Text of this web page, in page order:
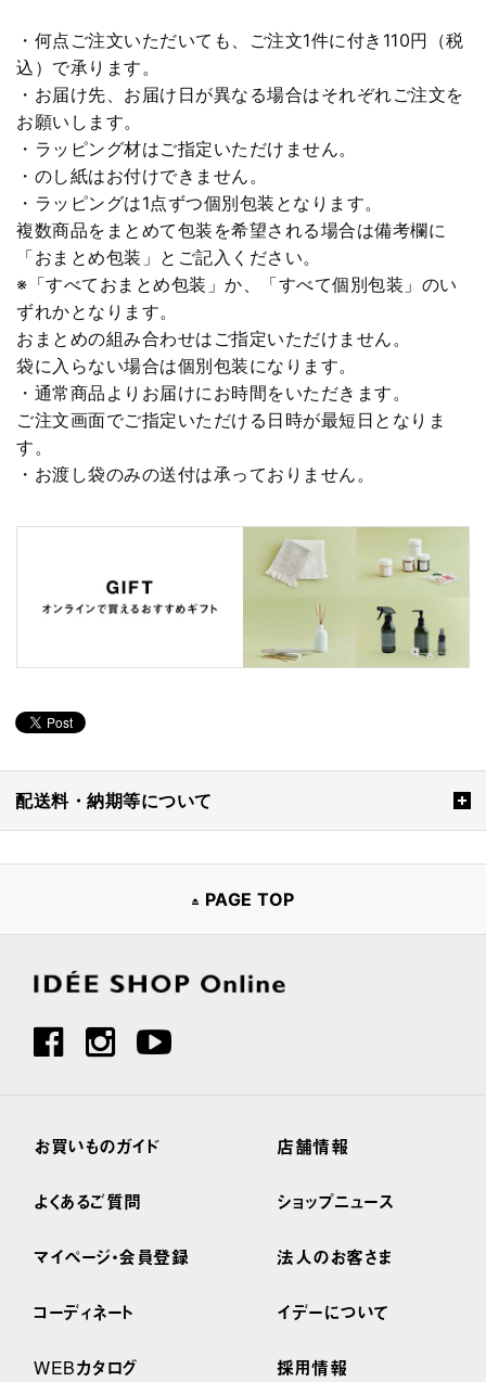
・何点ご注文いただいても、ご注文1件に付き110円（税
込）で承ります。
・お届け先、お届け日が異なる場合はそれぞれご注文を
お願いします。
・ラッピング材はご指定いただけません。
・のし紙はお付けできません。
・ラッピングは1点ずつ個別包装となります。
複数商品をまとめて包装を希望される場合は備考欄に
「おまとめ包装」とご記入ください。
※「すべておまとめ包装」か、「すべて個別包装」のい
ずれかとなります。
おまとめの組み合わせはご指定いただけません。
袋に入らない場合は個別包装になります。
・通常商品よりお届けにお時間をいただきます。
ご注文画面でご指定いただける日時が最短日となりま
す。
・お渡し袋のみの送付は承っておりません。
配送料・納期等について
PAGE TOP
お買いものガイド
よくあるご質問
マイページ・会員登録
コーディネート
WEBカタログ
店舗情報
ショップニュース
法人のお客さま
イデーについて
採用情報